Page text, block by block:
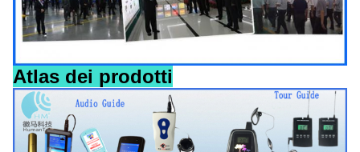
Atlas dei prodotti